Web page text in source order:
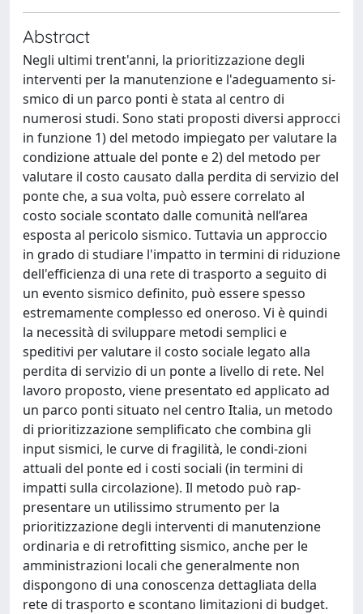
Abstract
Negli ultimi trent'anni, la prioritizzazione degli
interventi per la manutenzione e l'adeguamento si-
smico di un parco ponti è stata al centro di
numerosi studi. Sono stati proposti diversi approcci
in funzione 1) del metodo impiegato per valutare la
condizione attuale del ponte e 2) del metodo per
valutare il costo causato dalla perdita di servizio del
ponte che, a sua volta, può essere correlato al
costo sociale scontato dalle comunità nell’area
esposta al pericolo sismico. Tuttavia un approccio
in grado di studiare l'impatto in termini di riduzione
dell'efficienza di una rete di trasporto a seguito di
un evento sismico definito, può essere spesso
estremamente complesso ed oneroso. Vi è quindi
la necessità di sviluppare metodi semplici e
speditivi per valutare il costo sociale legato alla
perdita di servizio di un ponte a livello di rete. Nel
lavoro proposto, viene presentato ed applicato ad
un parco ponti situato nel centro Italia, un metodo
di prioritizzazione semplificato che combina gli
input sismici, le curve di fragilità, le condi-zioni
attuali del ponte ed i costi sociali (in termini di
impatti sulla circolazione). Il metodo può rap-
presentare un utilissimo strumento per la
prioritizzazione degli interventi di manutenzione
ordinaria e di retrofitting sismico, anche per le
amministrazioni locali che generalmente non
dispongono di una conoscenza dettagliata della
rete di trasporto e scontano limitazioni di budget.